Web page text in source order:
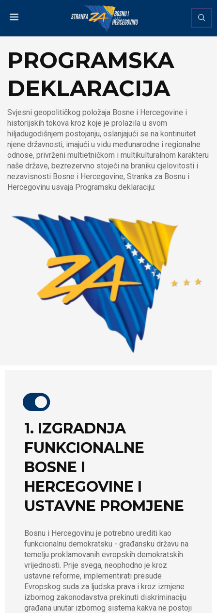
PROGRAMSKA
DEKLARACIJA
Svjesni geopolitičkog položaja Bosne i Hercegovine i
historijskih tokova kroz koje je prolazila u svom
hiljadugodišnjem postojanju, oslanjajući se na kontinuitet
njene državnosti, imajući u vidu međunarodne i regionalne
odnose, privrženi multietničkom i multikulturalnom karakteru
naše države, bezrezervno stojeći na braniku cjelovitosti i
nezavisnosti Bosne i Hercegovine, Stranka za Bosnu i
Hercegovinu usvaja Programsku deklaraciju:
1. IZGRADNJA
FUNKCIONALNE
BOSNE I
HERCEGOVINE I
USTAVNE PROMJENE
Bosnu i Hercegovinu je potrebno urediti kao
funkcionalnu demokratsku - građansku državu na
temelju proklamovanih evropskih demokratskih
vrijednosti. Prije svega, neophodno je kroz
ustavne reforme, implementirati presude
Evropskog suda za ljudska prava i kroz izmjene
izbornog zakonodavstva prekinuti diskriminaciju
građana unutar izbornog sistema kakva ne postoji